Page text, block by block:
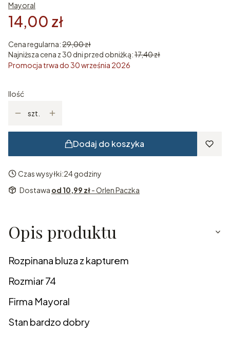
Mayoral
14,00 zł
Cena regularna:29,00 zł
Najniższa cena z 30 dni przed obniżką:17,40 zł
Promocja trwa do 30 września 2026
Ilość
szt.
Dodaj do koszyka
Czas wysyłki:24 godziny
Dostawa od 10,99 zł- Orlen Paczka
Opis produktu
Rozpinana bluza z kapturem
Rozmiar 74
Firma Mayoral
Stan bardzo dobry